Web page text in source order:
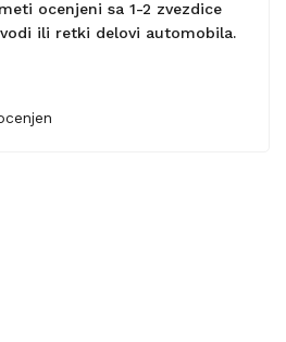
ocenjeni sa 1-2 zvezdice
ili retki delovi automobila.